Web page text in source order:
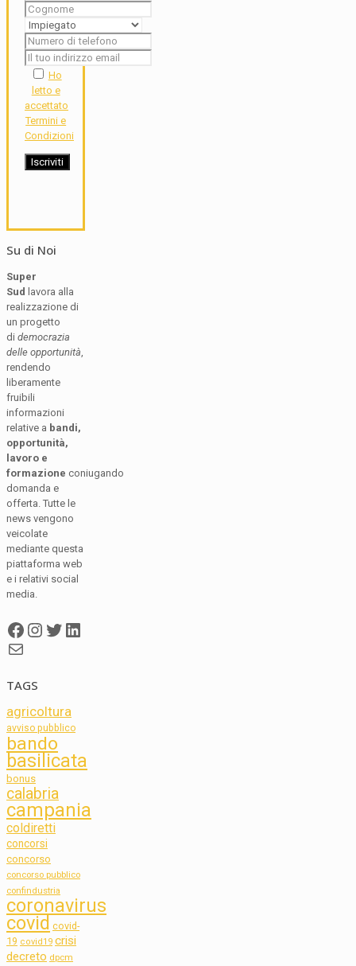
Ho
letto e
accettato
Termini e
Condizioni
Su di Noi
Super
Sud lavora alla
realizzazione di
un progetto
di democrazia
delle opportunità
rendendo
liberamente
fruibili
informazioni
relative a bandi,
opportunità,
lavoro e
formazione coniugando
domanda e
offerta. Tutte le
news vengono
veicolate
mediante questa
piattaforma web
e i relativi social
media.
Facebook
Instagram
Twitter
LinkedIn
Mail
TAGS
agricoltura
avviso pubblico
bando
basilicata
bonus
calabria
campania
coldiretti
concorsi
concorso
concorso pubblico
confindustria
coronavirus
covid covid-
19 covid19 crisi
decreto dpcm